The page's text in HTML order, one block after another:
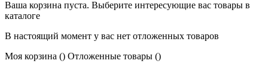
Ваша корзина пуста. Выберите интересующие вас товары в
каталоге
В настоящий момент у вас нет отложенных товаров
Моя корзина () Отложенные товары ()